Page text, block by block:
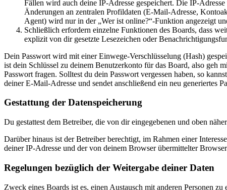
Fällen wird auch deine IP-Adresse gespeichert. Die IP-
Änderungen an zentralen Profildaten (E-Mail-Adresse,
Agent) wird nur in der „Wer ist online?“-Funktion angezeigt
Schließlich erfordern einzelne Funktionen des Boards, dass
explizit von dir gesetzte Lesezeichen oder
Dein Passwort wird mit einer Einwege-Verschlüsselung (Hash)
ist dein Schlüssel zu deinem Benutzerkonto für das Board, also geh
Passwort fragen. Solltest du dein Passwort vergessen haben, so
deiner E-Mail-Adresse und sendet anschließend ein neu generiertes
Gestattung der Datenspeicherung
Du gestattest dem Betreiber, die von dir eingegebenen und oben
Darüber hinaus ist der Betreiber berechtigt, im Rahmen einer
deiner IP-Adresse und der von deinem Browser übermittelter
Regelungen bezüglich der Weitergabe deiner Daten
Zweck eines Boards ist es, einen Austausch mit anderen Personen